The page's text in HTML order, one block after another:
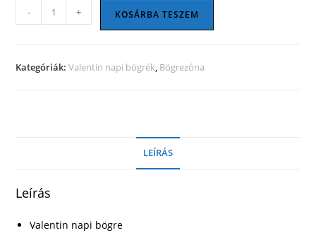
Valentin
napi
- + KOSÁRBA TESZEM
Kategóriák:Valentin napi bögrék, Bögrezóna
LEÍRÁS
Leírás
Valentin napi bögre